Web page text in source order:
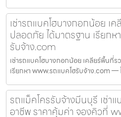
เช่ารถแบคโฮบางกอกน้อย เ
ปลอดภัย ได้มาตรฐาน เรียก
รับจ้าง.com
เช่ารถแบคโฮบางกอกน้อย เคลียร์พื้นที่ร
เรียกหา www.รถแบคโฮรับจ้าง.com —
รถแม็คโครรับจ้างมีนบุรี เช่า
อาชีพ ราคาคุ้มค่า จองคิวที่